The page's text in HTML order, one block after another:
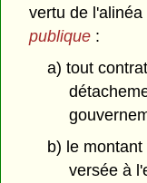
vertu de
publique :
a) tout
b) le
versée à